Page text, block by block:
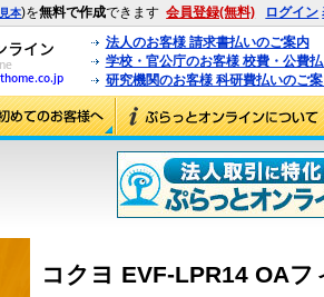
見本)を無料で作成できます 会員登録(無料) ログイン
法人のお客様 請求書払いのご案内
学校・官公庁のお客様 校費・公費
研究機関のお客様 科研費払いのご
コクヨ EVF-LPR14 OA